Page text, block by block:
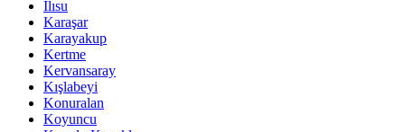
Ilısu
Karaşar
Karayakup
Kertme
Kervansaray
Kışlabeyi
Konuralan
Koyuncu